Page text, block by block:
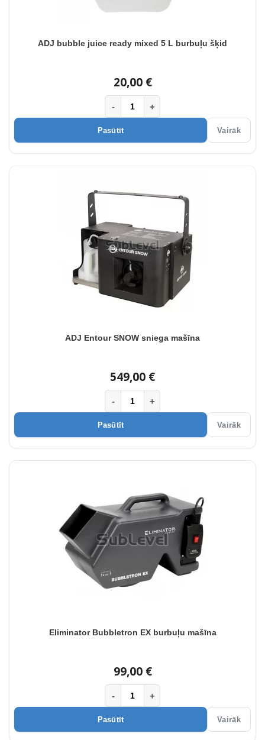
ADJ bubble juice ready mixed 5 L burbuļu šķid
20,00 €
- +
Pasūtīt Vairāk
ADJ Entour SNOW sniega mašīna
549,00 €
- +
Pasūtīt Vairāk
Eliminator Bubbletron EX burbuļu mašīna
99,00 €
- +
Pasūtīt Vairāk